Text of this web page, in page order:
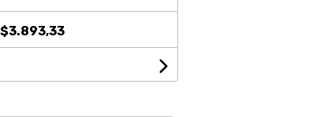
$3.893,33